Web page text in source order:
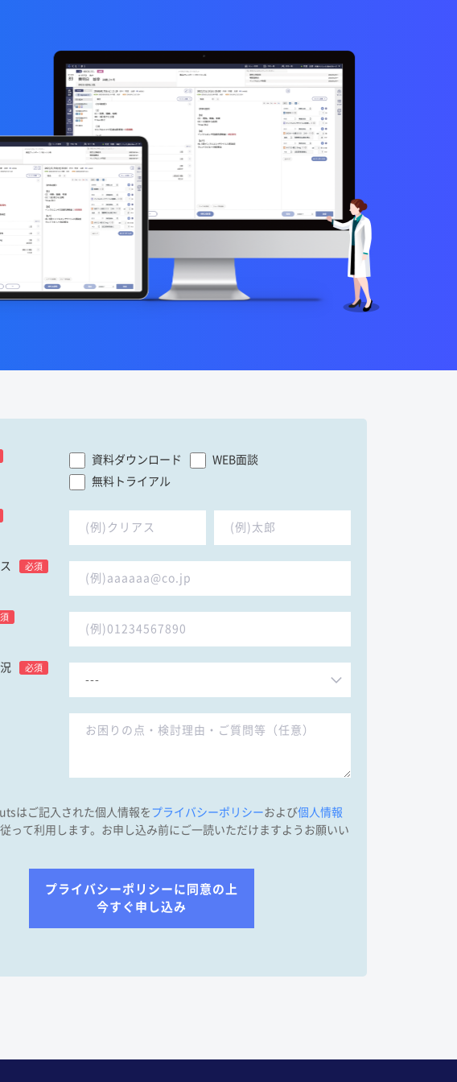
資料ダウンロード
WEB面談
無料トライアル
必須
必須
はご記入された個人情報を プライバシーポリシーおよび個人情報
って利用します。お申し込み前にご一読いただけますようお願いい